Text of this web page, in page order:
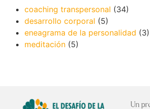
coaching transpersonal (34)
desarrollo corporal (5)
eneagrama de la personalidad (3)
meditación (5)
Un